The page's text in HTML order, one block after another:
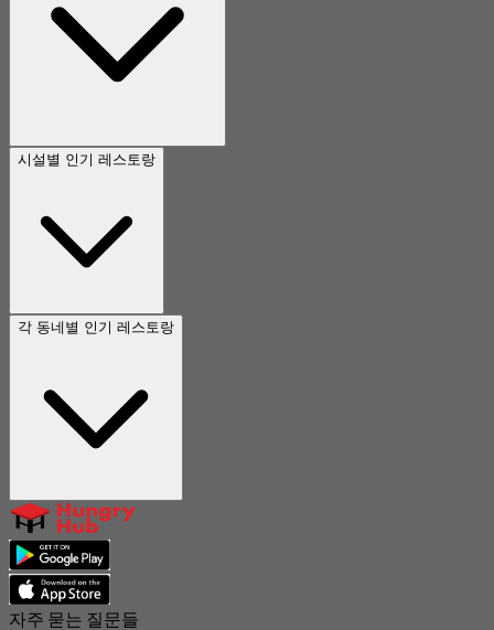
시설별 인기 레스토랑
각 동네별 인기 레스토랑
자주 묻는 질문들